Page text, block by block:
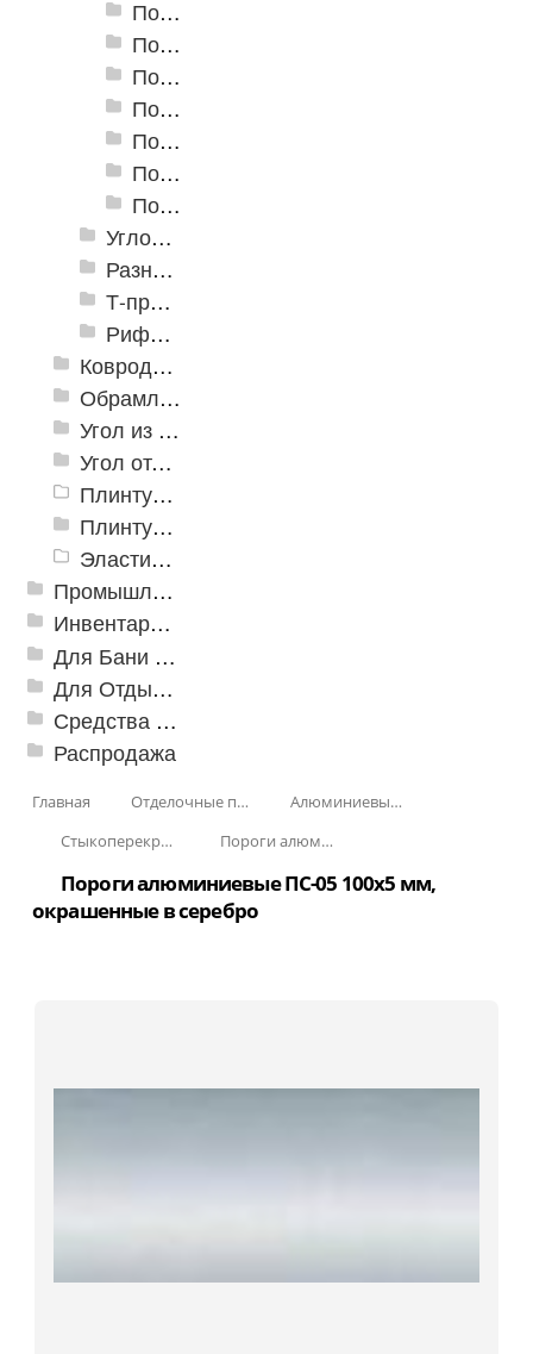
Пороги алюминиевые А-30 30х5 мм (открытый крепеж)
Пороги алюминиевые А-39 39х5,4 мм (открытый крепеж)
Пороги алюминиевые А-45 45х4,4 мм (открытый крепеж)
Пороги алюминиевые B-1 30х4,2 мм (скрытый крепеж)
Пороги алюминиевые B-2 37х4,4 мм (скрытый крепеж)
Пороги алюминиевые B-4 41х6-13 мм (скрытый крепеж)
Пороги алюминиевые B-5 80х4,6 мм (скрытый крепеж)
Угловые алюминиевые пороги
Разноуровневые алюминиевые профили
Т-профиль
Рифленые алюминиевые листы и углы квинтет
Ковродержатели
Обрамление
Угол из ПВХ
Угол отделочный арочный
Плинтус для столешниц
Плинтусы «KronPlast»
Эластичный напольно-стыковочный профиль Cezar
Промышленный текстиль
Инвентарь для клининга
Для Бани и Сауны
Для Отдыха и Пикника
Средства от насекомых и садовых вредителей
Распродажа
Главная Отделочные профили
Алюминиевые пороги
Стыкоперекрывающие алюминиевые пороги
Пороги алюминиевые ПС-05 100x5 мм (открытый крепеж)
Пороги алюминиевые ПС-05 100x5 мм,
окрашенные в серебро